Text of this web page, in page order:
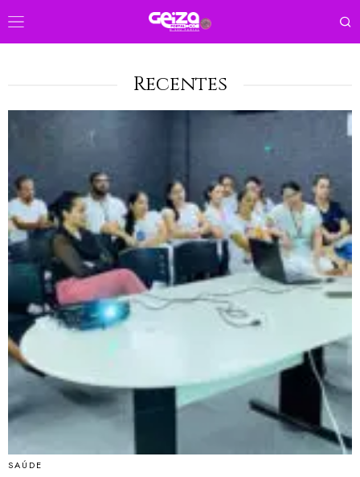
Recentes
SAÚDE